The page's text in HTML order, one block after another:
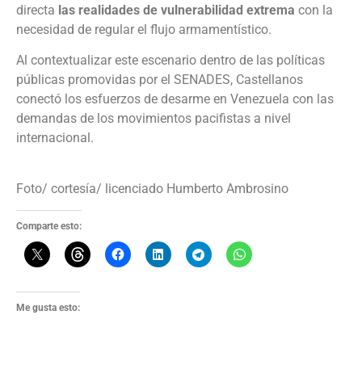
directa las realidades de vulnerabilidad extrema con la
necesidad de regular el flujo armamentístico.
Al contextualizar este escenario dentro de las políticas
públicas promovidas por el SENADES, Castellanos
conectó los esfuerzos de desarme en Venezuela con las
demandas de los movimientos pacifistas a nivel
internacional.
Foto/ cortesía/ licenciado Humberto Ambrosino
Comparte esto:
Me gusta esto: